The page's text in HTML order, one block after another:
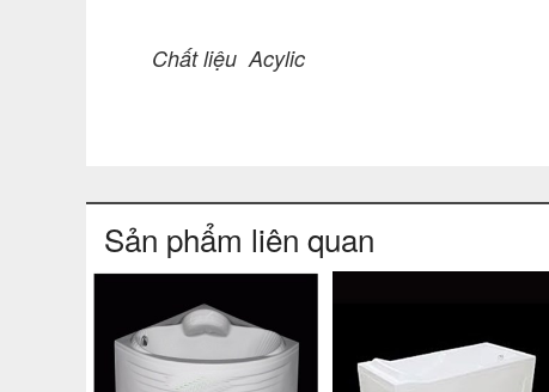
Chất liệu Acylic
Sản phẩm liên quan